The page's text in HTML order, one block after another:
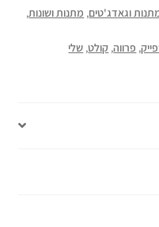
וגאדג'טים, מתנות ושונות,
, פרווה, קולט, שלי